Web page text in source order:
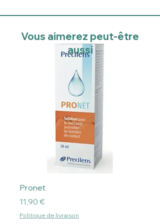
Pronet
Prix
11,90 €
Politique de livraison
Vous aimerez peut-être
aussi